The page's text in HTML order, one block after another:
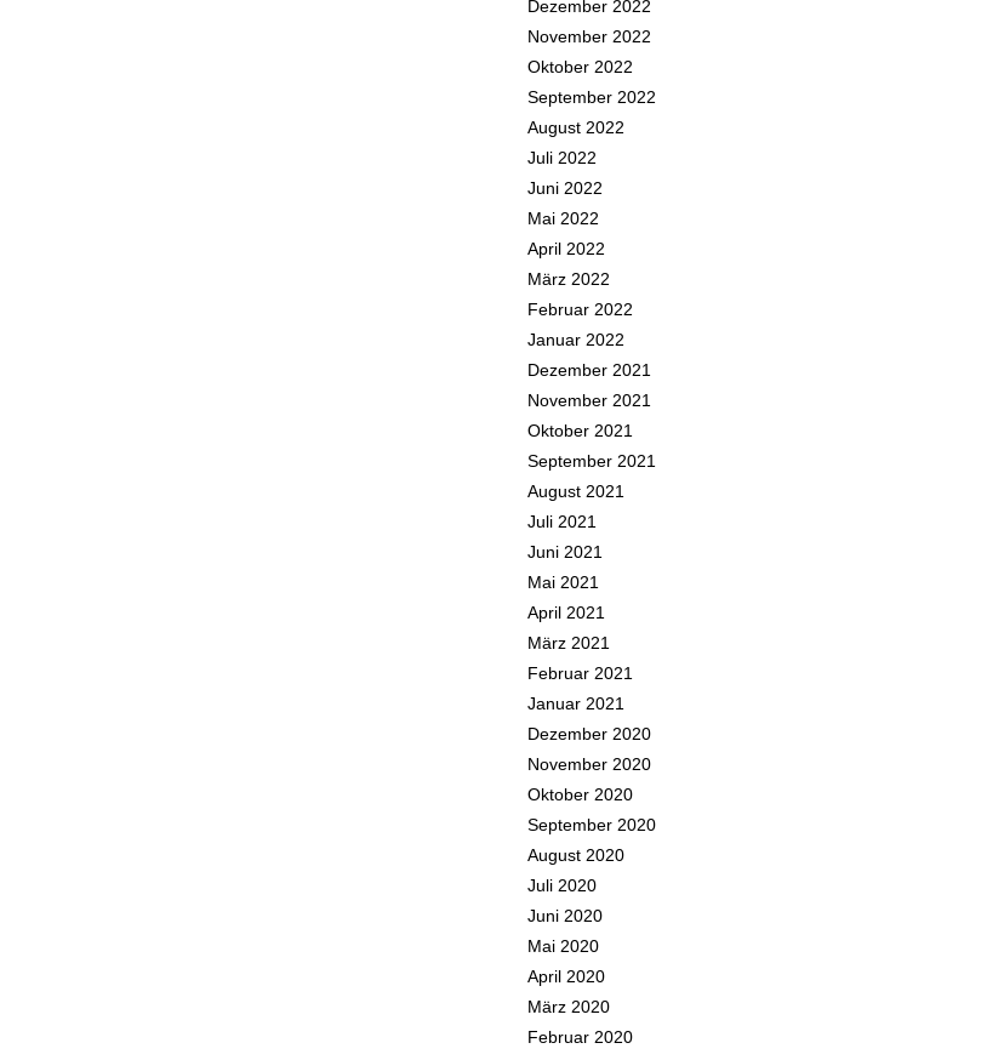
Dezember 2022
November 2022
Oktober 2022
September 2022
August 2022
Juli 2022
Juni 2022
Mai 2022
April 2022
März 2022
Februar 2022
Januar 2022
Dezember 2021
November 2021
Oktober 2021
September 2021
August 2021
Juli 2021
Juni 2021
Mai 2021
April 2021
März 2021
Februar 2021
Januar 2021
Dezember 2020
November 2020
Oktober 2020
September 2020
August 2020
Juli 2020
Juni 2020
Mai 2020
April 2020
März 2020
Februar 2020